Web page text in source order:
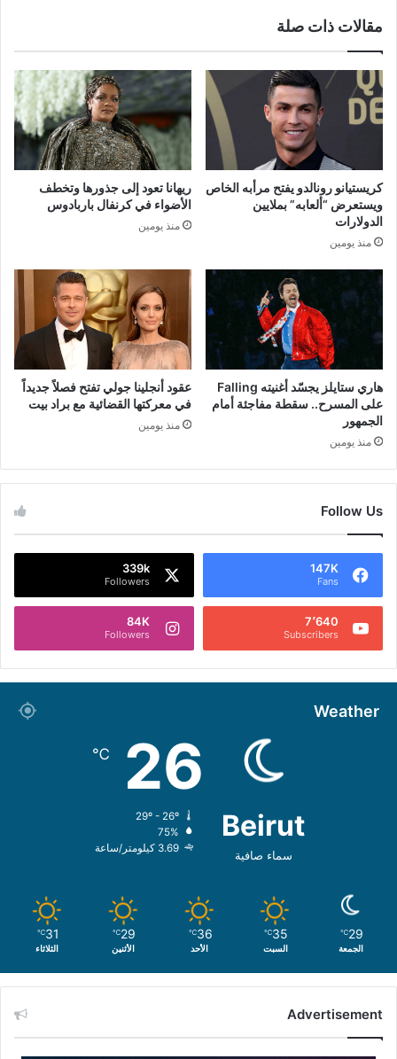
مقالات ذات صلة
كريستيانو رونالدو يفتح مرأبه الخاص
ويستعرض “ألعابه” بملايين
الدولارات
منذ يومين
ريهانا تعود إلى جذورها وتخطف
الأضواء في كرنفال باربادوس
منذ يومين
هاري ستايلز يجسّد أغنيته Falling
على المسرح.. سقطة مفاجئة أمام
الجمهور
منذ يومين
عقود أنجلينا جولي تفتح فصلاً جديداً
في معركتها القضائية مع براد بيت
منذ يومين
Follow Us
147K
Fans
339k
Followers
7٬640
Subscribers
84K
Followers
Weather
Beirut
سماء صافية
26
℃
75%
3.69 كيلومتر/ساعة
29
℃
الجمعة
35
℃
السبت
36
℃
الأحد
29
℃
الأثنين
31
℃
الثلاثاء
Advertisement